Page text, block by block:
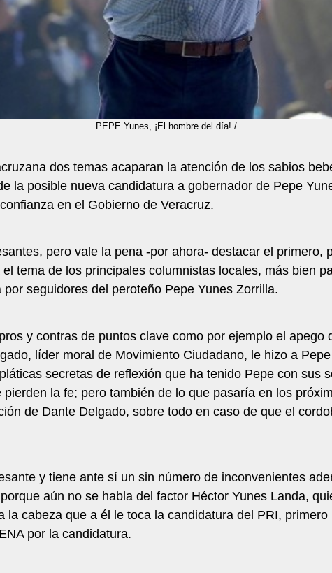
PEPE Yunes, ¡El hombre del día! /
dos temas acaparan la atención de los sabios
la posible nueva candidatura a gobernador de Pepe
en el Gobierno de Veracruz.
pero vale la pena -por ahora- destacar el primero,
tema de los principales columnistas locales, más bien
seguidores del peroteño Pepe Yunes Zorrilla.
y contras de puntos clave como por ejemplo el apego
líder moral de Movimiento Ciudadano, le hizo a
secretas de reflexión que ha tenido Pepe con sus
la fe; pero también de lo que pasaría en los
de Dante Delgado, sobre todo en caso de que el
y tiene ante sí un sin número de inconvenientes
aún no se habla del factor Héctor Yunes Landa,
la cabeza que a él le toca la candidatura del PRI,
por la candidatura.